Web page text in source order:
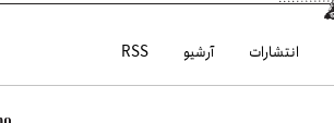
انتشارات آرشیو RSS